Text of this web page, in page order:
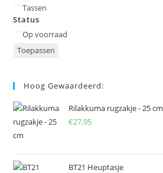
Categorie
Tassen
Status
Status
Op voorraad
Toepassen
Hoog Gewaardeerd:
Rilakkuma rugzakje - 25 cm
€27,95
BT21 Heuptasje